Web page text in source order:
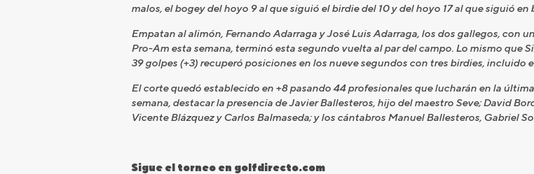
malos, el bogey del hoyo 9 al que siguió el birdie del 10 y del hoyo 17 al que siguió
Empatan al alimón, Fernando Adarraga y José Luis Adarraga, los dos gallegos, con
Pro-Am esta semana, terminó esta segundo vuelta al par del campo. Lo mismo que
39 golpes (+3) recuperó posiciones en los nueve segundos con tres birdies, incluido
El corte quedó establecido en +8 pasando 44 profesionales que lucharán en la
semana, destacar la presencia de Javier Ballesteros, hijo del maestro Seve; David
Vicente Blázquez y Carlos Balmaseda; y los cántabros Manuel Ballesteros, Gabriel
Sigue el torneo en golfdirecto.com